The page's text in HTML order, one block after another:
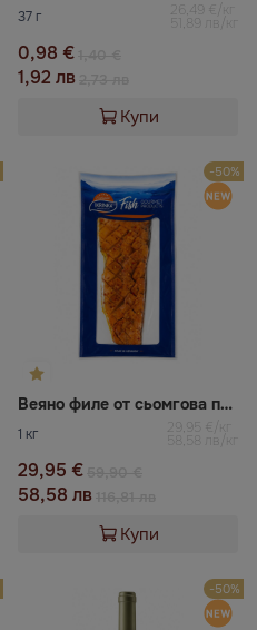
37 г 26,49 €/кг
51,89 лв/кг
0,98 €
1,92 лв
Купи
-50%
Веяно филе от сьомгова пъстърва
1 кг 29,95 €/кг
58,58 лв/кг
29,95 €
58,58 лв
Купи
-50%